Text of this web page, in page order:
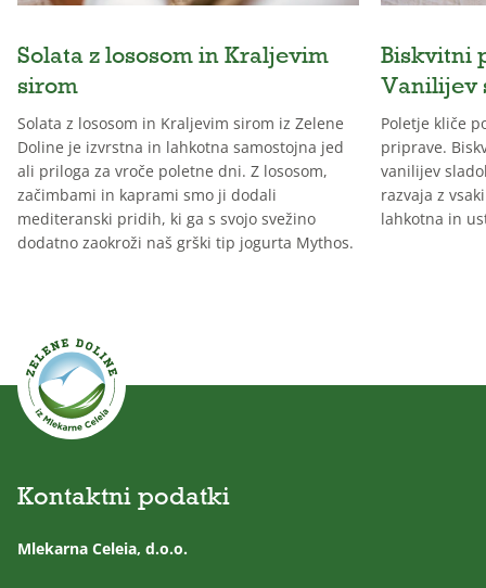
Solata z lososom in Kraljevim
sirom
Solata z lososom in Kraljevim sirom iz Zelene
Doline je izvrstna in lahkotna samostojna jed
ali priloga za vroče poletne dni. Z lososom,
začimbami in kaprami smo ji dodali
mediteranski pridih, ki ga s svojo svežino
dodatno zaokroži naš grški tip jogurta Mythos.
Biskvitni
Vanilijev
Poletje kliče
priprave.
vanilijev
razvaja z
lahkotna in
Kontaktni podatki
Mlekarna Celeia, d.o.o.